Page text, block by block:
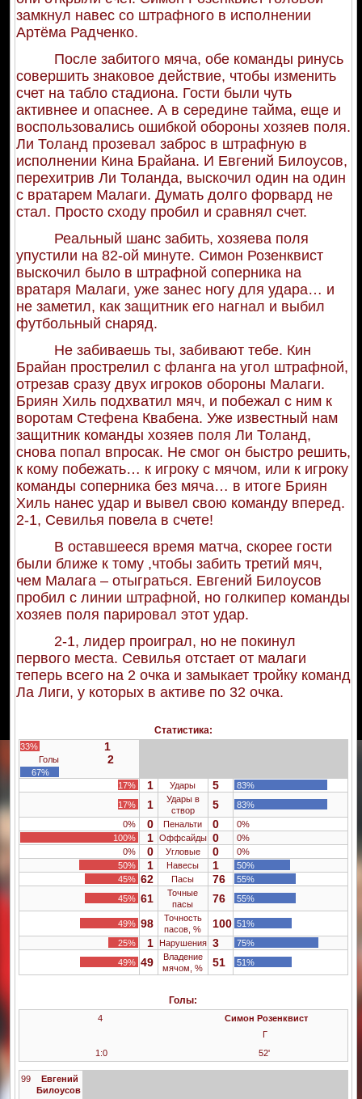
замкнул навес со штрафного в исполнении
Артёма Радченко.
После забитого мяча, обе команды ринусь
совершить знаковое действие, чтобы изменить
счет на табло стадиона. Гости были чуть
активнее и опаснее. А в середине тайма, еще и
воспользовались ошибкой обороны хозяев поля.
Ли Толанд прозевал заброс в штрафную в
исполнении Кина Брайана. И Евгений Билоусов,
перехитрив Ли Толанда, выскочил один на один
с вратарем Малаги. Думать долго форвард не
стал. Просто сходу пробил и сравнял счет.
Реальный шанс забить, хозяева поля
упустили на 82-ой минуте. Симон Розенквист
выскочил было в штрафной соперника на
вратаря Малаги, уже занес ногу для удара… и
не заметил, как защитник его нагнал и выбил
футбольный снаряд.
Не забиваешь ты, забивают тебе. Кин
Брайан прострелил с фланга на угол штрафной,
отрезав сразу двух игроков обороны Малаги.
Бриян Хиль подхватил мяч, и побежал с ним к
воротам Стефена Квабена. Уже известный нам
защитник команды хозяев поля Ли Толанд,
снова попал впросак. Не смог он быстро решить,
к кому побежать… к игроку с мячом, или к игроку
команды соперника без мяча… в итоге Бриян
Хиль нанес удар и вывел свою команду вперед.
2-1, Севилья повела в счете!
В оставшееся время матча, скорее гости
были ближе к тому ,чтобы забить третий мяч,
чем Малага – отыграться. Евгений Билоусов
пробил с линии штрафной, но голкипер команды
хозяев поля парировал этот удар.
2-1, лидер проиграл, но не покинул
первого места. Севилья отстает от малаги
теперь всего на 2 очка и замыкает тройку команд
Ла Лиги, у которых в активе по 32 очка.
Статистика:
33% 1
Голы 2
67%
17%
1 Удары 5
83%
17%
1
Удары в
створ
5
83%
0%
0 Пенальти 0
0%
100%
1 Оффсайды 0
0%
0%
0 Угловые 0
0%
50%
1 Навесы 1
50%
45% 62 Пасы 76
55%
45% 61
Точные
пасы
76 55%
49% 98
Точность
пасов, %
100 51%
25%
1 Нарушения 3
75%
49% 49
Владение
мячом, %
51 51%
Голы:
4
Симон Розенквист
Г
1:0
52'
99
Евгений
Билоусов